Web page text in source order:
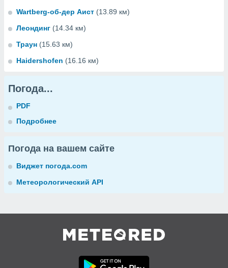
Wartberg-об-дер Аист (13.89 км)
Леондинг (14.34 км)
Траун (15.63 км)
Haidershofen (16.16 км)
Погода...
PDF
Подробнее
Погода на вашем сайте
Виджет погода.com
Метеорологический API